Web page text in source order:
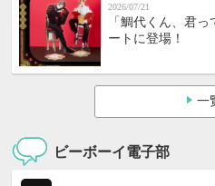
2026/07/21
「鯛代くん、君
ートに登場！
一
ビーボーイ電子部